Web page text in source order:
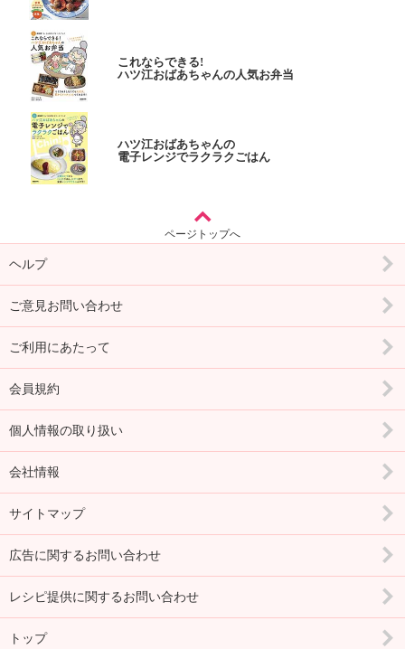
これならできる!
ハツ江おばあちゃんの人気お弁当
ハツ江おばあちゃんの
電子レンジでラクラクごはん
ページトップへ
ヘルプ
ご意見お問い合わせ
ご利用にあたって
会員規約
個人情報の取り扱い
会社情報
サイトマップ
広告に関するお問い合わせ
レシピ提供に関するお問い合わせ
トップ